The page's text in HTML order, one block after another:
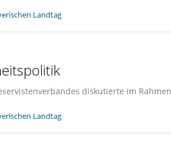
Landtag
diskutierte im
Landtag